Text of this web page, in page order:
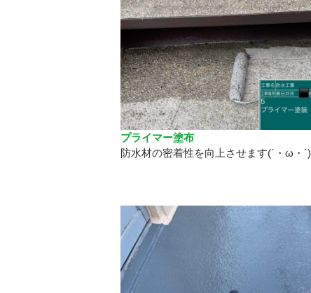
プライマー塗布
防水材の密着性を向上させます(`・ω・´)